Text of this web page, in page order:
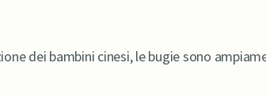
dei bambini cinesi, le bugie sono